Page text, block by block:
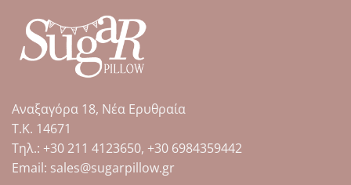
έχει
πολλαπλές
παραλλαγές.
Οι
επιλογές
να
στη
σελίδα
του
Αναξαγόρα 18, Νέα Ερυθραία
Τ.Κ. 14671
Tηλ.: +30 211 4123650, +30 6984359442
Email: sales@sugarpillow.gr